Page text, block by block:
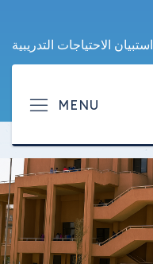
استبيان الاحتياجات التدريبية